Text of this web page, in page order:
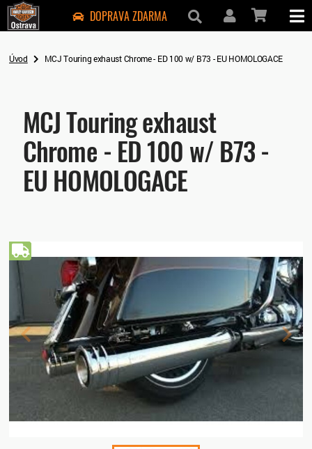
DOPRAVA ZDARMA
Úvod MCJ Touring exhaust Chrome - ED 100 w/ B73 - EU HOMOLOGACE
MCJ Touring exhaust
Chrome - ED 100 w/ B73 -
EU HOMOLOGACE
Doprava zdarma